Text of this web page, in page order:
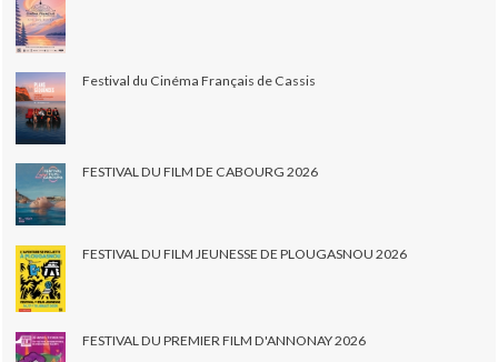
Festival du Cinéma Français de Cassis
FESTIVAL DU FILM DE CABOURG 2026
FESTIVAL DU FILM JEUNESSE DE PLOUGASNOU 2026
FESTIVAL DU PREMIER FILM D'ANNONAY 2026